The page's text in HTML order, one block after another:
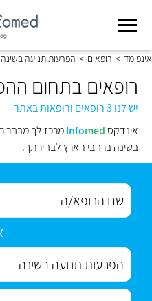
אינפומד > רופאים > הפרעות תנועה בשינה
רופאים בתחום
יש לנו 3 רופאים ורופאות באתר
אינדקס
Infomed
מרכז לך מבחר
בשינה ברחבי הארץ לבחירתך.